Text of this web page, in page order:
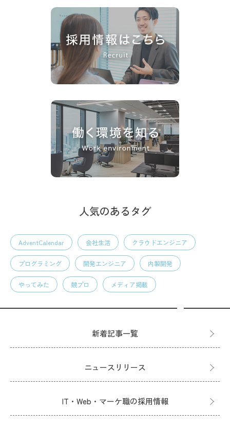
人気のあるタグ
AdventCalendar 会社生活 クラウドエンジニア
プログラミング 開発エンジニア 内製開発
やってみた 競プロ メディア掲載
新着記事一覧
ニュースリリース
IT・Web・マーケ職の採用情報